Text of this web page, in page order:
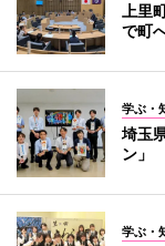
上里
で町
学ぶ・
埼玉
ン」
学ぶ・